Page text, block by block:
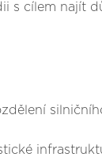
s cílem najít